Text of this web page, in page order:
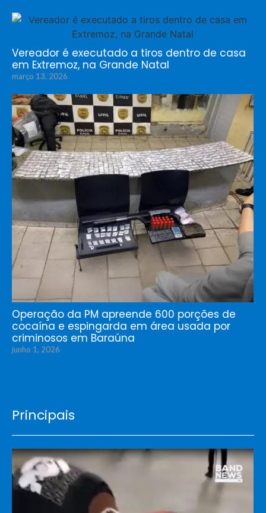
Vereador é executado a tiros dentro de casa
em Extremoz, na Grande Natal
março 13, 2026
Operação da PM apreende 600 porções de
cocaína e espingarda em área usada por
criminosos em Baraúna
junho 1, 2026
Principais